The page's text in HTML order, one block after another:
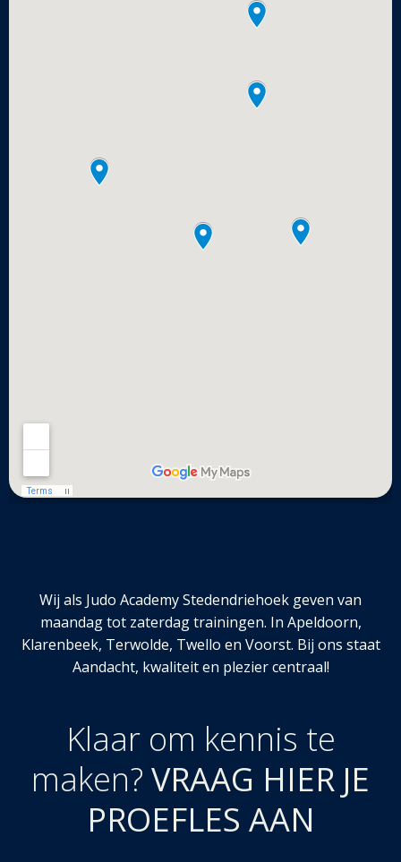
Wij als Judo Academy Stedendriehoek geven van
maandag tot zaterdag trainingen. In Apeldoorn,
Klarenbeek, Terwolde, Twello en Voorst. Bij ons staat
Aandacht, kwaliteit en plezier centraal!
Klaar om kennis te
maken? VRAAG HIER JE
PROEFLES AAN